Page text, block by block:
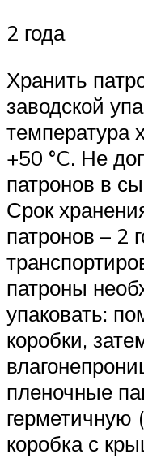
2 года
Хранить
заводской
температура
+50 °C. Не
патронов в
Срок
патронов – 2
патроны
упаковать:
коробки,
пленочные
герметичную
коробка с